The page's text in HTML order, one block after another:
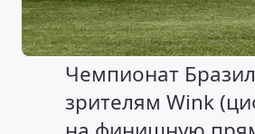
Чемпионат
зрителям Wink